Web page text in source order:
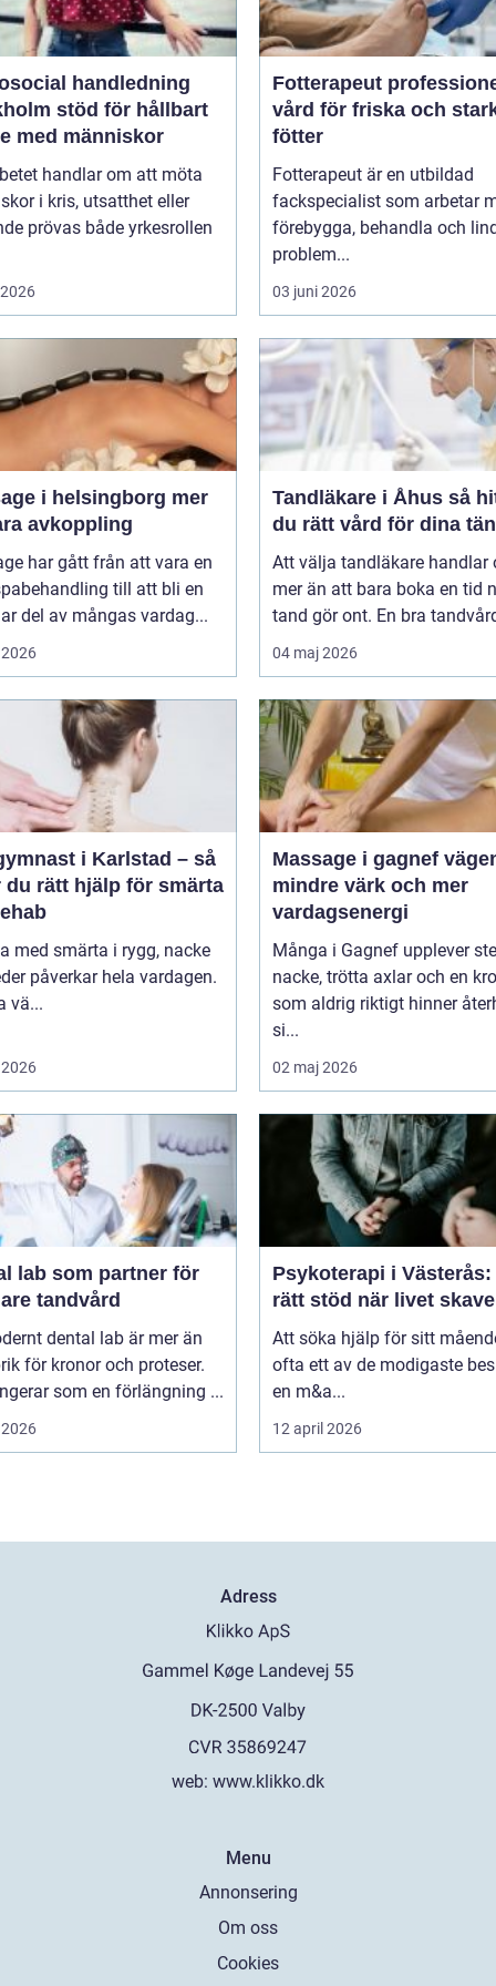
handledning
för hållbart
med människor
handlar om att möta
i kris, utsatthet eller
prövas både yrkesrollen
Fotterapeut professionell
vård för friska och
fötter
Fotterapeut är en utbildad
fackspecialist som arbetar
förebygga, behandla och
problem...
03 juni 2026
i helsingborg mer
avkoppling
har gått från att vara en
till att bli en
del av mångas vardag...
Tandläkare i Åhus så hittar
du rätt vård för dina
Att välja tandläkare handlar
mer än att bara boka en tid
tand gör ont. En bra
04 maj 2026
i Karlstad – så
du rätt hjälp för smärta
med smärta i rygg, nacke
påverkar hela vardagen.
vä...
Massage i gagnef vägen till
mindre värk och mer
vardagsenergi
Många i Gagnef upplever
nacke, trötta axlar och en
som aldrig riktigt hinner
si...
02 maj 2026
lab som partner för
tandvård
dental lab är mer än
för kronor och proteser.
som en förlängning ...
Psykoterapi i
rätt stöd när livet
Att söka hjälp för sitt
ofta ett av de modigaste
en m&a...
12 april 2026
Adress
web: www.klikko.dk
Menu
Annonsering
Om oss
Cookies